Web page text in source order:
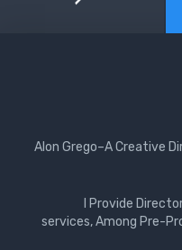
Alon Grego–A Creative
I Provide
services, Among Pre-